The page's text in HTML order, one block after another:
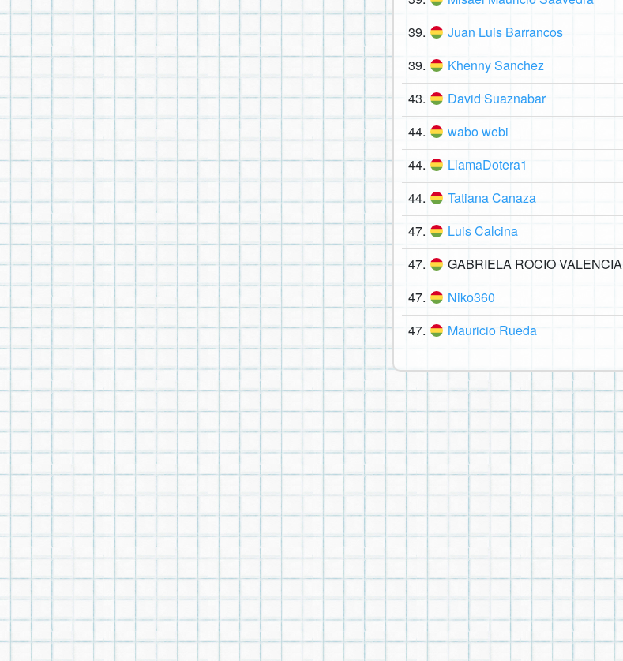
39. Juan Luis Barrancos
39. Khenny Sanchez
43. David Suaznabar
44. wabo webi
44. LlamaDotera1
44. Tatiana Canaza
47. Luis Calcina
47. GABRIELA ROCIO VALENCIA
47. Niko360
47. Mauricio Rueda